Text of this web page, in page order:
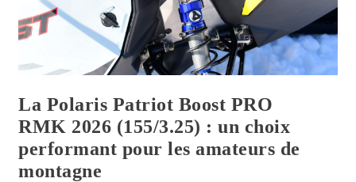
La Polaris Patriot Boost PRO
RMK 2026 (155/3.25) : un choix
performant pour les amateurs de
montagne